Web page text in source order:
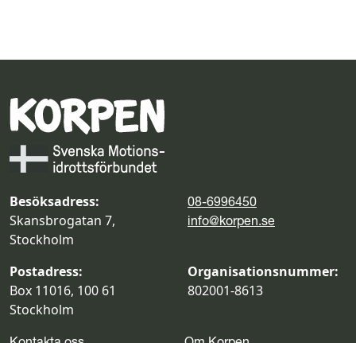
Besöksadress:
Skansbrogatan 7,
Stockholm
08-6996450
info@korpen.se
Postadress:
Box 11016, 100 61
Stockholm
Organisationsnummer:
802001-8613